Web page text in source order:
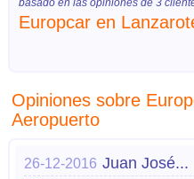
Europcar en
Opiniones sobre
Aeropuerto
26-12-2016 Juan José...